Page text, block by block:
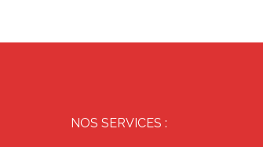
NOS SERVICES :